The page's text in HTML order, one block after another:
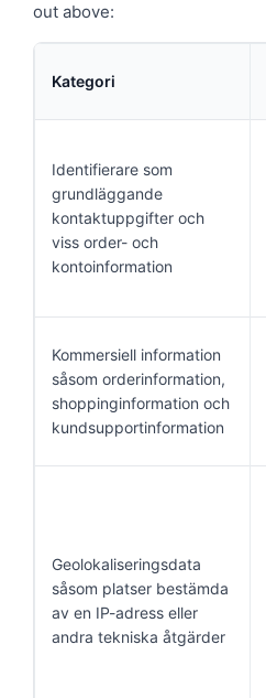
out above:
Kategori
Identifierare som
grundläggande
kontaktuppgifter och
viss order- och
kontoinformation
Kommersiell information
såsom orderinformation,
shoppinginformation och
kundsupportinformation
Geolokaliseringsdata
såsom platser bestämda
av en IP-adress eller
andra tekniska åtgärder